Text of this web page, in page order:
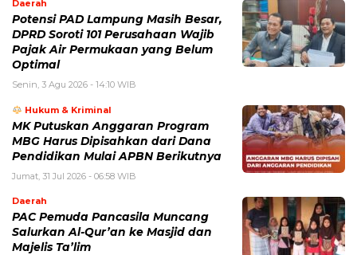
Daerah
Potensi PAD Lampung Masih Besar,
DPRD Soroti 101 Perusahaan Wajib
Pajak Air Permukaan yang Belum
Optimal
Senin, 3 Agu 2026 - 14:10 WIB
Hukum & Kriminal
MK Putuskan Anggaran Program
MBG Harus Dipisahkan dari Dana
Pendidikan Mulai APBN Berikutnya
Jumat, 31 Jul 2026 - 06:58 WIB
Daerah
PAC Pemuda Pancasila Muncang
Salurkan Al-Qur’an ke Masjid dan
Majelis Ta’lim